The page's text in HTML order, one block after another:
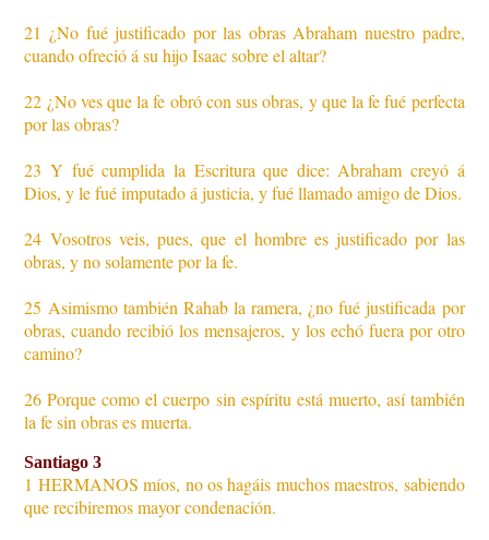
21 ¿No fué justificado por las obras Abraham nuestro padre,
cuando ofreció á su hijo Isaac sobre el altar?
22 ¿No ves que la fe obró con sus obras, y que la fe fué perfecta
por las obras?
23 Y fué cumplida la Escritura que dice: Abraham creyó á
Dios, y le fué imputado á justicia, y fué llamado amigo de Dios.
24 Vosotros veis, pues, que el hombre es justificado por las
obras, y no solamente por la fe.
25 Asimismo también Rahab la ramera, ¿no fué justificada por
obras, cuando recibió los mensajeros, y los echó fuera por otro
camino?
26 Porque como el cuerpo sin espíritu está muerto, así también
la fe sin obras es muerta.
Santiago 3
1 HERMANOS míos, no os hagáis muchos maestros, sabiendo
que recibiremos mayor condenación.